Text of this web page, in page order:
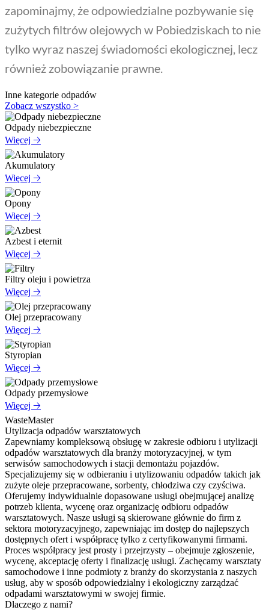
zapominajmy, że odpowiedzialne pozbywanie się
zużytych filtrów olejowych w Pobiedziskach to nie
tylko wyraz naszej świadomości ekologicznej, lecz
również zobowiązanie prawne.
Inne kategorie odpadów
Zobacz wszystko >
Odpady niebezpieczne
Więcej 🡢
Akumulatory
Więcej 🡢
Opony
Więcej 🡢
Azbest i eternit
Więcej 🡢
Filtry oleju i powietrza
Więcej 🡢
Olej przepracowany
Więcej 🡢
Styropian
Więcej 🡢
Odpady przemysłowe
Więcej 🡢
WasteMaster
Utylizacja odpadów warsztatowych
Zapewniamy kompleksową obsługę w zakresie odbioru i utylizacji
odpadów warsztatowych dla branży motoryzacyjnej, w tym
serwisów samochodowych i stacji demontażu pojazdów.
Specjalizujemy się w odbieraniu i utylizowaniu odpadów takich jak
zużyte oleje przepracowane, sorbenty, chłodziwa czy czyściwa.
Oferujemy indywidualnie dopasowane usługi obejmującej analizę
potrzeb klienta, wycenę oraz organizację odbioru odpadów
warsztatowych. Nasze usługi są skierowane głównie do firm z
sektora motoryzacyjnego, zapewniając im dostęp do najlepszych
dostępnych ofert i współpracę tylko z certyfikowanymi firmami.
Proces współpracy jest prosty i przejrzysty – obejmuje zgłoszenie,
wycenę, akceptację oferty i finalizację usługi. Zachęcamy warsztaty
samochodowe i inne podmioty z branży do skorzystania z naszych
usług, aby w sposób odpowiedzialny i ekologiczny zarządzać
odpadami warsztatowymi w swojej firmie.
Dlaczego z nami?